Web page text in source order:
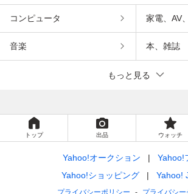
コンピュータ 家電、AV
音楽 本、雑誌
もっと見る
トップ 出品 ウォッチ
Yahoo!オークション
Yahoo!
Yahoo!ショッピング
Yahoo!
プライバシーポリシー プライバシー